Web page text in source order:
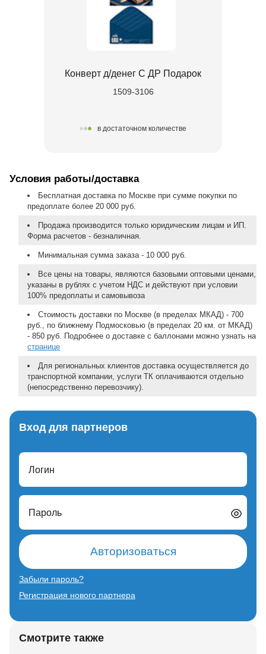
Конверт д/денег С ДР Подарок
1509-3106
в достаточном количестве
Условия работы/доставка
Бесплатная доставка по Москве при сумме покупки по
предоплате более 20 000 руб.
Продажа производится только юридическим лицам и ИП.
Форма расчетов - безналичная.
Минимальная сумма заказа - 10 000 руб.
Все цены на товары, являются базовыми оптовыми ценами,
указаны в рублях с учетом НДС и действуют при условии
100% предоплаты и самовывоза
Стоимость доставки по Москве (в пределах МКАД) - 700
руб., по ближнему Подмосковью (в пределах 20 км. от МКАД)
- 850 руб. Подробнее о доставке с баллонами можно узнать на
странице
Для региональных клиентов доставка осуществляется до
транспортной компании, услуги ТК оплачиваются отдельно
(непосредственно перевозчику).
Вход для партнеров
Логин
Пароль
Авторизоваться
Забыли пароль?
Регистрация нового партнера
Смотрите также